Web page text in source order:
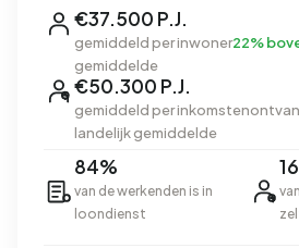
€37.500 P.J.
gemiddeld per inwoner22%
gemiddelde
€50.300 P.J.
gemiddeld per
landelijk gemiddelde
84%
van de werkenden is in
loondienst